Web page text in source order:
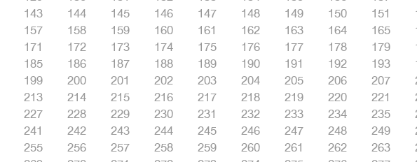
143 144 145 146 147 148 149 150 151
157 158 159 160 161 162 163 164 165
171 172 173 174 175 176 177 178 179
185 186 187 188 189 190 191 192 193
199 200 201 202 203 204 205 206 207
213 214 215 216 217 218 219 220 221
227 228 229 230 231 232 233 234 235
241 242 243 244 245 246 247 248 249
255 256 257 258 259 260 261 262 263